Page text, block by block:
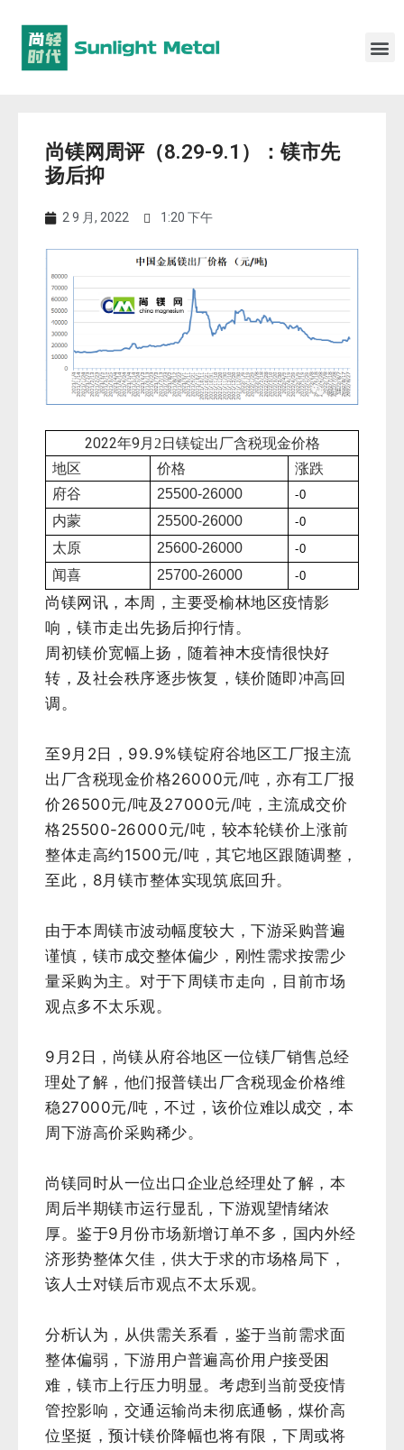
尚镁网周评（8.29-9.1）：镁市先
扬后抑
2 9 月, 2022 1:20 下午
2022年9 月2 日镁锭出厂含税现金价格
地区
价格
涨跌
府谷
25500-26000 -0
内蒙 25500-26000 -0
太原 25600-26000 -0
闻喜 25700-26000 -0
尚镁网讯，本周，主要受榆林地区疫情影
响，镁市走出先扬后抑行情。
周初镁价宽幅上扬，随着神木疫情很快好
转，及社会秩序逐步恢复，镁价随即冲高回
调。
至9月2日，99.9%镁锭府谷地区工厂报主流
出厂含税现金价格26000元/吨，亦有工厂报
价26500元/吨及27000元/吨，主流成交价
格25500-26000元/吨，较本轮镁价上涨前
整体走高约1500元/吨，其它地区跟随调整，
至此，8月镁市整体实现筑底回升。
由于本周镁市波动幅度较大，下游采购普遍
谨慎，镁市成交整体偏少，刚性需求按需少
量采购为主。对于下周镁市走向，目前市场
观点多不太乐观。
9月2日，尚镁从府谷地区一位镁厂销售总经
理处了解，他们报普镁出厂含税现金价格维
稳27000元/吨，不过，该价位难以成交，本
周下游高价采购稀少。
尚镁同时从一位出口企业总经理处了解，本
周后半期镁市运行显乱，下游观望情绪浓
厚。鉴于9月份市场新增订单不多，国内外经
济形势整体欠佳，供大于求的市场格局下，
该人士对镁后市观点不太乐观。
分析认为，从供需关系看，鉴于当前需求面
整体偏弱，下游用户普遍高价用户接受困
难，镁市上行压力明显。考虑到当前受疫情
管控影响，交通运输尚未彻底通畅，煤价高
位坚挺，预计镁价降幅也将有限，下周或将